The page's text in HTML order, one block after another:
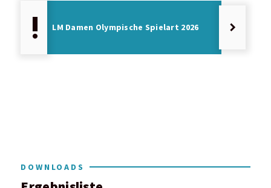
priority_high LM Damen Olympische Spielart 2026 keyboard_arrow_right
DOWNLOADS